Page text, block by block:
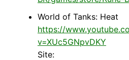
World of Tanks: Heat
https://
v=XUc5GNpvDKY
Site: